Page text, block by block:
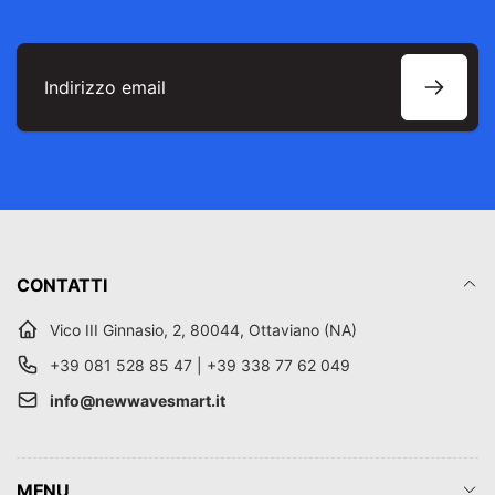
Indirizzo
CONTATTI
Vico III Ginnasio, 2, 80044, Ottaviano (NA)
+39 081 528 85 47 | +39 338 77 62 049
info@newwavesmart.it